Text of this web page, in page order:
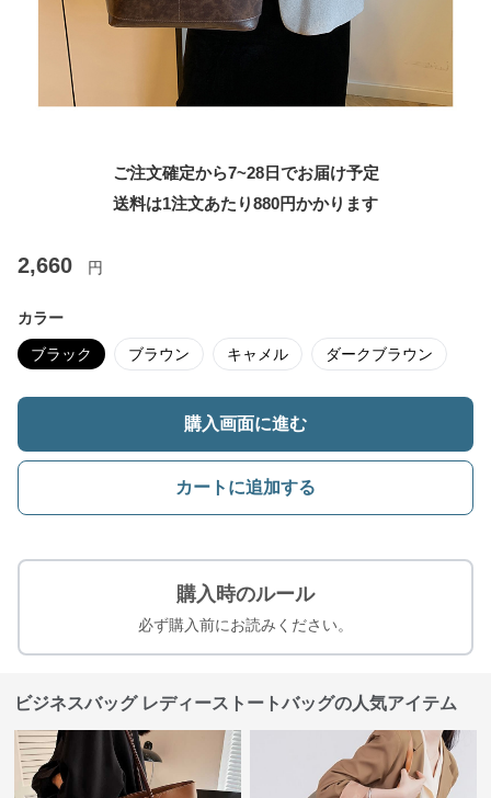
ご注文確定から7~28日でお届け予定
送料は1注文あたり880円かかります
2,660 円
カラー
ブラック ブラウン キャメル ダークブラウン
購入画面に進む
カートに追加する
購入時のルール
必ず購入前にお読みください。
ビジネスバッグ レディーストートバッグの人気アイテム